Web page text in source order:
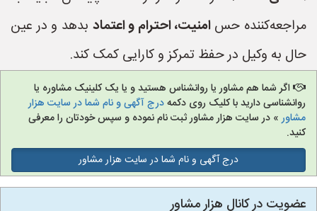
مراجعه‌کننده حسامنیت، احترام و اعتماد بدهد و در عین
حال به وکیل در حفظ تمرکز و کارایی کمک کند.
اگر شما هم مشاور یا روانشناس هستید و یا یک کلینیک مشاوره یا
روانشناسی دارید با کلیک روی دکمهدرج آگهی و نام شما در سایت هزار
مشاور» در سایت هزار مشاور ثبت نام نموده و سپس خودتان را معرفی
کنید.
درج آگهی و نام شما در سایت هزار مشاور
عضویت در کانال هزار مشاور